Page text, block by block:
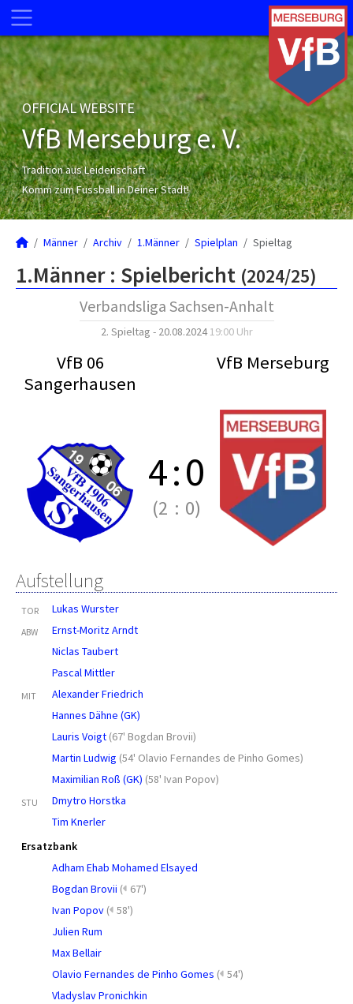
OFFICIAL WEBSITE
VfB Merseburg e. V.
Tradition aus Leidenschaft
Komm zum Fussball in Deiner Stadt!
Männer Archiv 1.Männer Spielplan Spieltag
1.Männer : Spielbericht (2024/25)
Verbandsliga Sachsen-Anhalt
2. Spieltag - 20.08.202419:00 Uhr
VfB 06
Sangerhausen
VfB Merseburg
4:0
(2 : 0)
Aufstellung
TOR Lukas Wurster
ABW
Ernst-Moritz Arndt
Niclas Taubert
Pascal Mittler
MIT
Alexander Friedrich
Hannes Dähne (GK)
Lauris Voigt (67' Bogdan Brovii)
Martin Ludwig (54' Olavio Fernandes de Pinho Gomes)
Maximilian Roß (GK) (58' Ivan Popov)
STU
Dmytro Horstka
Tim Knerler
Ersatzbank
Adham Ehab Mohamed Elsayed
Bogdan Brovii ( 67')
Ivan Popov ( 58')
Julien Rum
Max Bellair
Olavio Fernandes de Pinho Gomes ( 54')
Vladyslav Pronichkin